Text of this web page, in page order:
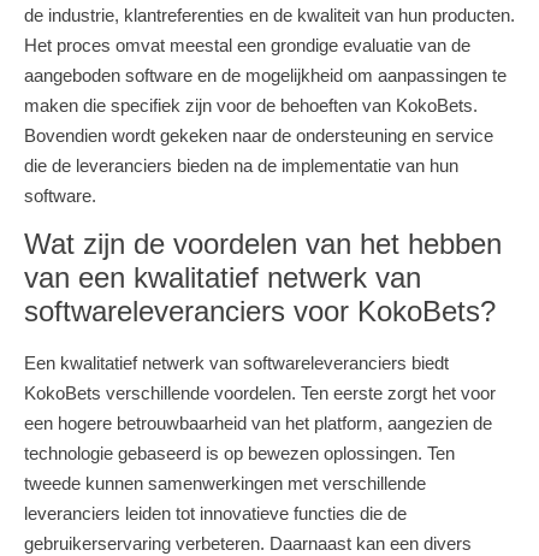
de industrie, klantreferenties en de kwaliteit van hun producten.
Het proces omvat meestal een grondige evaluatie van de
aangeboden software en de mogelijkheid om aanpassingen te
maken die specifiek zijn voor de behoeften van KokoBets.
Bovendien wordt gekeken naar de ondersteuning en service
die de leveranciers bieden na de implementatie van hun
software.
Wat zijn de voordelen van het hebben
van een kwalitatief netwerk van
softwareleveranciers voor KokoBets?
Een kwalitatief netwerk van softwareleveranciers biedt
KokoBets verschillende voordelen. Ten eerste zorgt het voor
een hogere betrouwbaarheid van het platform, aangezien de
technologie gebaseerd is op bewezen oplossingen. Ten
tweede kunnen samenwerkingen met verschillende
leveranciers leiden tot innovatieve functies die de
gebruikerservaring verbeteren. Daarnaast kan een divers